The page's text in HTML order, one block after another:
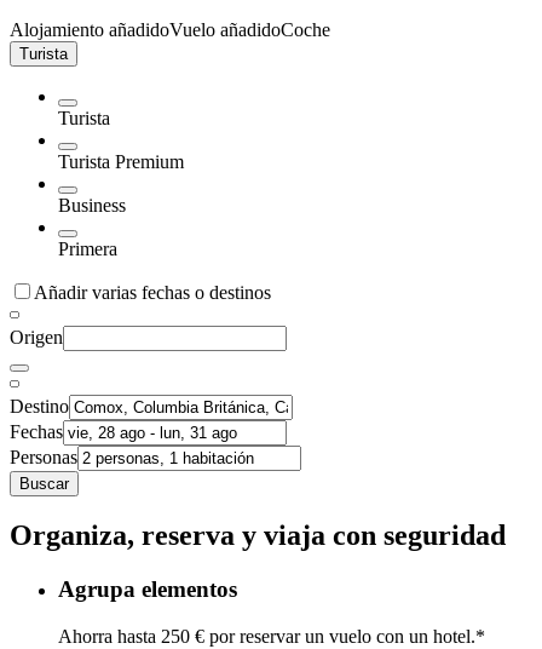
Alojamiento añadidoVuelo añadidoCoche
Turista
Turista
Turista Premium
Business
Primera
Añadir varias fechas o destinos
Origen
Destino
Fechas
Personas
Buscar
Organiza, reserva y viaja con seguridad
Agrupa elementos
Ahorra hasta 250 € por reservar un vuelo con un hotel.*